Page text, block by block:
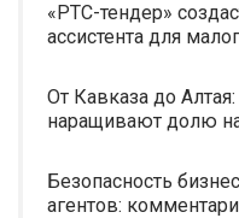
«РТС-тендер»
ассистента для
От Кавказа до
наращивают долю
Безопасность
агентов: